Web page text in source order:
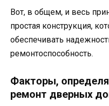
Вот, в общем, и весь
простая конструкция,
обеспечивать
ремонтоспособность.
Факторы,
ремонт дверных